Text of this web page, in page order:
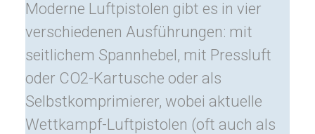
Moderne Luftpistolen gibt es in vier
verschiedenen Ausführungen: mit
seitlichem Spannhebel, mit Pressluft
oder CO2-Kartusche oder als
Selbstkomprimierer, wobei aktuelle
Wettkampf-Luftpistolen (oft auch als